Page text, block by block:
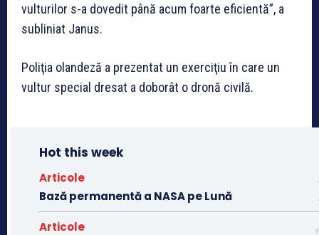
vulturilor s-a dovedit până acum foarte eficientă”, a
subliniat Janus.
Poliţia olandeză a prezentat un exerciţiu în care un
vultur special dresat a doborât o dronă civilă.
Hot this week
Articole
Bază permanentă a NASA pe Lună
Articole